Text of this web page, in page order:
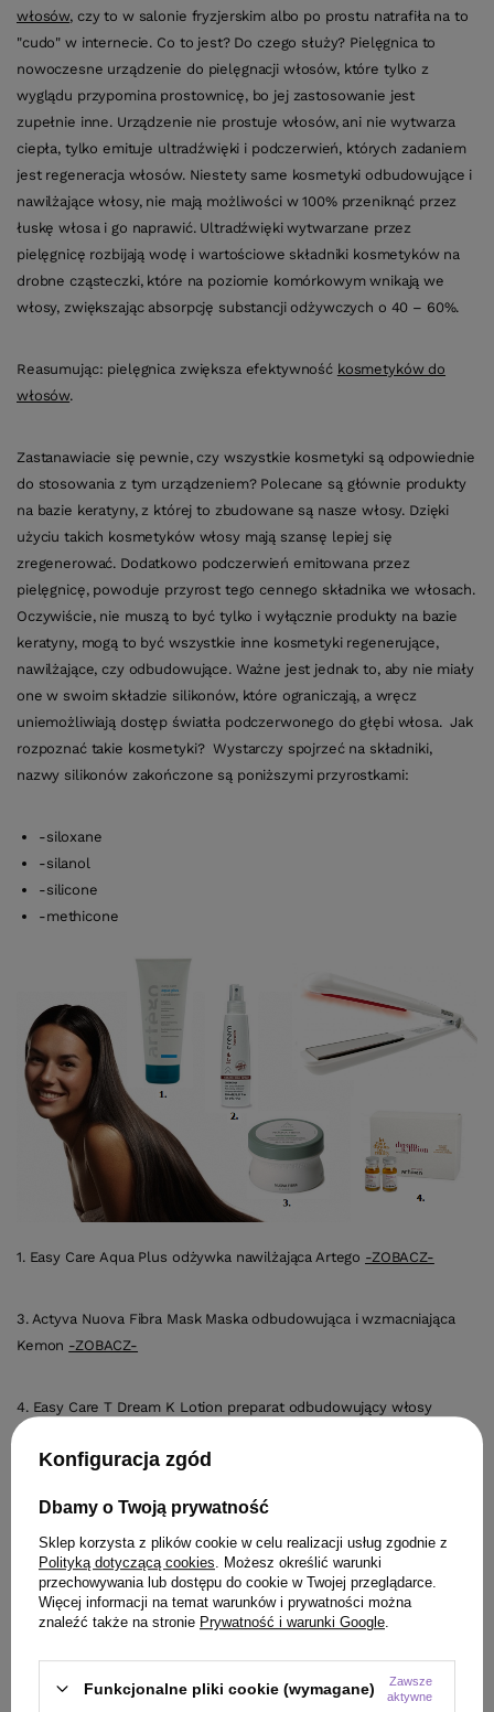
włosów, czy to w salonie fryzjerskim albo po prostu natrafiła na to
"cudo" w internecie. Co to jest? Do czego służy? Pielęgnica to
nowoczesne urządzenie do pielęgnacji włosów, które tylko z
wyglądu przypomina prostownicę, bo jej zastosowanie jest
zupełnie inne. Urządzenie nie prostuje włosów, ani nie wytwarza
ciepła, tylko emituje ultradźwięki i podczerwień, których zadaniem
jest regeneracja włosów. Niestety same kosmetyki odbudowujące i
nawilżające włosy, nie mają możliwości w 100% przeniknąć przez
łuskę włosa i go naprawić. Ultradźwięki wytwarzane przez
pielęgnicę rozbijają wodę i wartościowe składniki kosmetyków na
drobne cząsteczki, które na poziomie komórkowym wnikają we
włosy, zwiększając absorpcję substancji odżywczych o 40 – 60%.
Reasumując: pielęgnica zwiększa efektywność kosmetyków do
włosów.
Zastanawiacie się pewnie, czy wszystkie kosmetyki są odpowiednie
do stosowania z tym urządzeniem? Polecane są głównie produkty
na bazie keratyny, z której to zbudowane są nasze włosy. Dzięki
użyciu takich kosmetyków włosy mają szansę lepiej się
zregenerować. Dodatkowo podczerwień emitowana przez
pielęgnicę, powoduje przyrost tego cennego składnika we włosach.
Oczywiście, nie muszą to być tylko i wyłącznie produkty na bazie
keratyny, mogą to być wszystkie inne kosmetyki regenerujące,
nawilżające, czy odbudowujące. Ważne jest jednak to, aby nie miały
one w swoim składzie silikonów, które ograniczają, a wręcz
uniemożliwiają dostęp światła podczerwonego do głębi włosa. Jak
rozpoznać takie kosmetyki? Wystarczy spojrzeć na składniki,
nazwy silikonów zakończone są poniższymi przyrostkami:
-siloxane
-silanol
-silicone
-methicone
1. Easy Care Aqua Plus odżywka nawilżająca Artego -ZOBACZ-
3. Actyva Nuova Fibra Mask Maska odbudowująca i wzmacniająca
Kemon -ZOBACZ-
4. Easy Care T Dream K Lotion preparat odbudowujący włosy
Powyższe kosmetyki nie mają w swoim składzie silikonów, a co za
tym idzie będą idealne do użycia razem z pielęgnicą. Aby włosy w
znaczącym stopniu odzyskały swoją witalność i widocznie się
zregenerowały, należy regularnie użytkować urządzenie przez
około dwa miesiące, wykonując zabieg raz lub dwa razy w tygodniu.
Konfiguracja zgód
Dbamy o Twoją prywatność
Sklep korzysta z plików cookie w celu realizacji usług zgodnie z
Polityką dotyczącą cookies . Możesz określić warunki
przechowywania lub dostępu do cookie w Twojej przeglądarce.
Więcej informacji na temat warunków i prywatności można
znaleźć także na stronie Prywatność i warunki Google
Funkcjonalne pliki cookie (wymagane)
Zawsze
aktywne